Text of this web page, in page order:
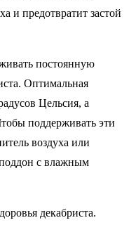
и предотвратит застой
постоянную
Оптимальная
Цельсия, а
поддерживать эти
воздуха или
поддон с влажным
декабриста.